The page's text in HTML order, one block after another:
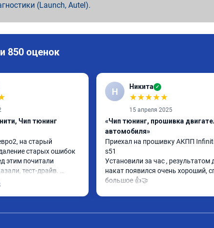
(Launch, Autel).
850 оценок
Чип тюнинг
на старый
старых ошибок
этим почитали
тест-драйв.
расход упал,
Н Никита ✓
★★★★★
15 апреля 2025
«Чип тюнинг, прошивка
автомобиля»
Приехал на прошивку АКПП
s51
Установили за час , результатом
накат появился очень хороший,
большое 👍🤝